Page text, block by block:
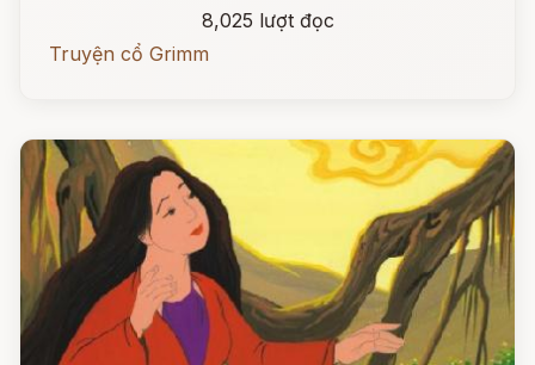
8,025 lượt đọc
Truyện cổ Grimm